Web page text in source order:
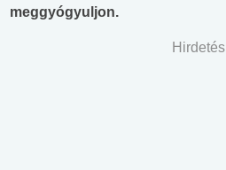
meggyógyuljon.
Hirdetés